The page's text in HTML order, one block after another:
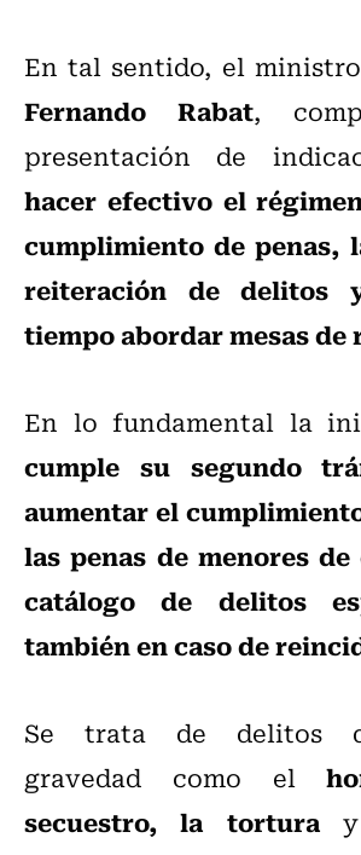
En tal sentido, el
Fernando Rabat,
presentación de
hacer efectivo el
cumplimiento de penas,
reiteración de delitos
tiempo abordar mesas
En lo fundamental la
cumple su segundo
aumentar el
las penas de menores
catálogo de delitos
también en caso de
Se trata de delitos
gravedad como el
secuestro, la torturay